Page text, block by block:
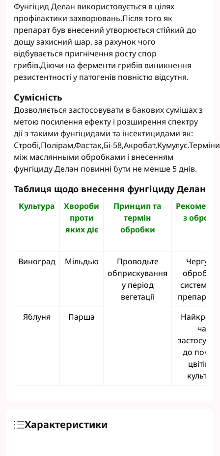
Фунгіцид Делан використовується в цілях
профілактики захворювань.Після того як
препарат був внесений утворюється стійкий до
дощу захисний шар, за рахунок чого
відбувається пригнічення росту спор
грибів.Діючи на ферменти грибів виникнення
резистентності у патогенів повністю відсутня.
Сумісність
Дозволяється застосовувати в бакових сумішах з
метою посилення ефекту і розширення спектру
дії з такими фунгіцидами та інсектицидами як:
Стробі,Полірам,Фастак,Бі-58,Акробат,Кумулус.Терміни
між маслянными обробками і внесенням
фунгіциду Делан повинні бути не менше 5 днів.
Таблиця щодо внесення фунгіциду Делан
Культура
Хвороби
проти
яких діє
Принцип та
термін
обробки
з
Виноград Мільдью
Проводьте
обприскування
у період
вегетації
обробки
Яблуня
Парша
час
до
цвітіння
культури
Характеристики